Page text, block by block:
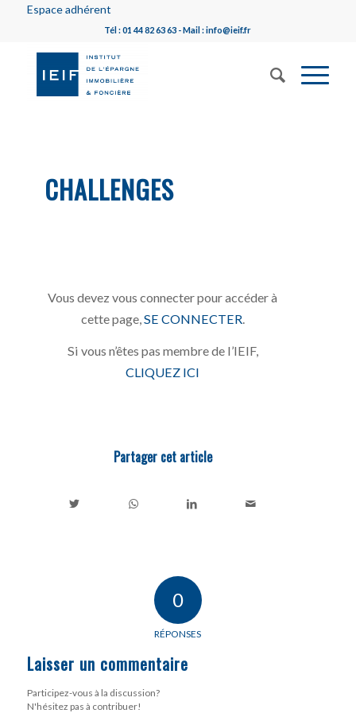
Espace adhérent
Tél : 01 44 82 63 63 - Mail : info@ieif.fr
CHALLENGES
Vous devez vous connecter pour accéder à
cette page, SE CONNECTER
Si vous n’êtes pas membre de l’IEIF,
CLIQUEZ ICI
Partager cet article
0
RÉPONSES
Laisser un commentaire
Participez-vous à la discussion?
N'hésitez pas à contribuer!